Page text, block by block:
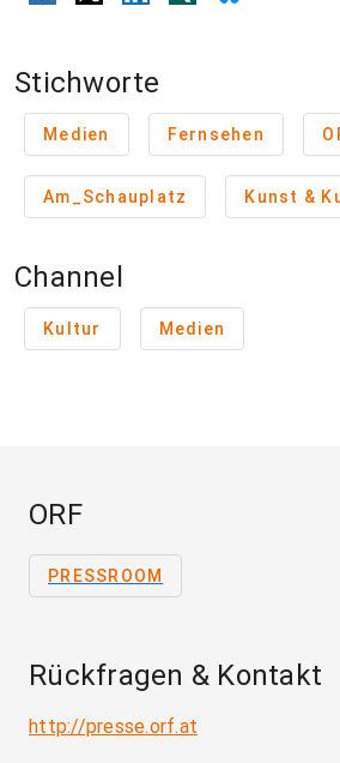
Stichworte
Medien Fernsehen
Am_Schauplatz Kunst &
Channel
Kultur Medien
ORF
PRESSROOM
Rückfragen & Kontakt
http://presse.orf.at